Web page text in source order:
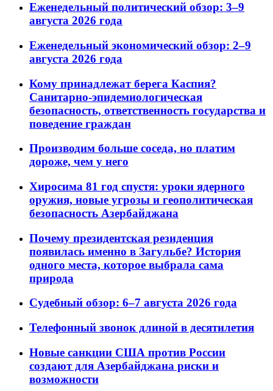
Еженедельный политический обзор: 3–9
августа 2026 года
Еженедельный экономический обзор: 2–9
августа 2026 года
Кому принадлежат берега Каспия?
Санитарно-эпидемиологическая
безопасность, ответственность государства и
поведение граждан
Производим больше соседа, но платим
дороже, чем у него
Хиросима 81 год спустя: уроки ядерного
оружия, новые угрозы и геополитическая
безопасность Азербайджана
Почему президентская резиденция
появилась именно в Загульбе? История
одного места, которое выбрала сама
природа
Судебный обзор: 6–7 августа 2026 года
Телефонный звонок длиной в десятилетия
Новые санкции США против России
создают для Азербайджана риски и
возможности